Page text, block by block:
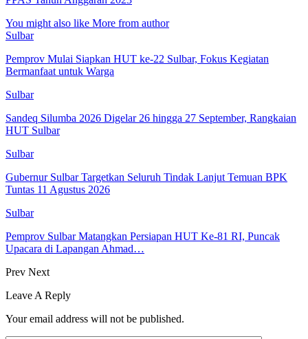
You might also like More from author
Sulbar
Pemprov Mulai Siapkan HUT ke-22 Sulbar, Fokus Kegiatan
Bermanfaat untuk Warga
Sulbar
Sandeq Silumba 2026 Digelar 26 hingga 27 September, Rangkaian
HUT Sulbar
Sulbar
Gubernur Sulbar Targetkan Seluruh Tindak Lanjut Temuan BPK
Tuntas 11 Agustus 2026
Sulbar
Pemprov Sulbar Matangkan Persiapan HUT Ke-81 RI, Puncak
Upacara di Lapangan Ahmad…
Prev Next
Leave A Reply
Your email address will not be published.